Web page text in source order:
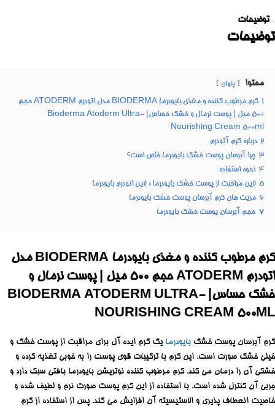
توضیحات
توضیحات
محتوا پنهان
1
کرم مرطوب کننده و مغذی بایودرما BIODERMA مدل اتودرم ATODERM حجم
500 میل | پوست نرمال و خشک حساس| Bioderma Atoderm Ultra-
Nourishing Cream 500ml
2 درباره کرم آتودرم
3 چرا آبرسان پوست خشک بایودرما خاص است؟
4 نحوه استفاده
5 لاین مراقبت از پوست خشک بایودرما : لاین اتودرم بایودرما
6 مزیت های کرم آبرسان پوست خشک بایودرما
7 حجم آبرسان پوست خشک بایودرما
کرم مرطوب کننده و مغذی بایودرما BIODERMA مدل
اتودرم ATODERM حجم 500 میل | پوست نرمال و
خشک حساس| BIODERMA ATODERM ULTRA-
NOURISHING CREAM 500ML
کرم آبرسان پوست خشک بایودرما یک کرم ایده آل برای مراقبت از پوست خشک و
خیلی خشک صورت است. این کرم با ترکیبات قوی پوست را به خوبی تغذیه کرده و
خشکی آن را درمان می کند. کرم مرطوب کننده نوتریشن بایودرما بافتی سبک دارد و
جربی آن کنترل شده است. با استفاده از این کرم پوست صورت نرم و لطیف شده و
خاصیت انعطاف پذیری و الاستیسیته آن افزایش می کند. پس از استفاده از کرم